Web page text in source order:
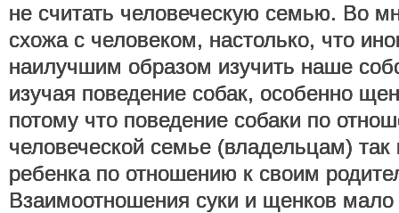
не считать человеческую семью. Во
схожа с человеком, настолько, что
наилучшим образом изучить наше
изучая поведение собак, особенно
потому что поведение собаки по
человеческой семье (владельцам)
ребенка по отношению к своим
Взаимоотношения суки и щенков мало